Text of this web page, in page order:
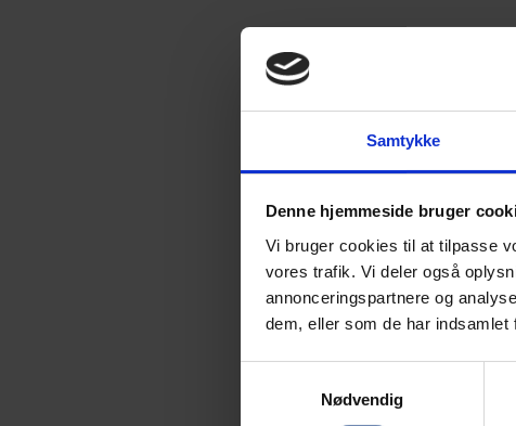
Samtykke
Denne hjemmeside bruger
Vi bruger cookies til at tilpasse
vores trafik. Vi deler også
annonceringspartnere og
dem, eller som de har indsamlet
Nødvendig